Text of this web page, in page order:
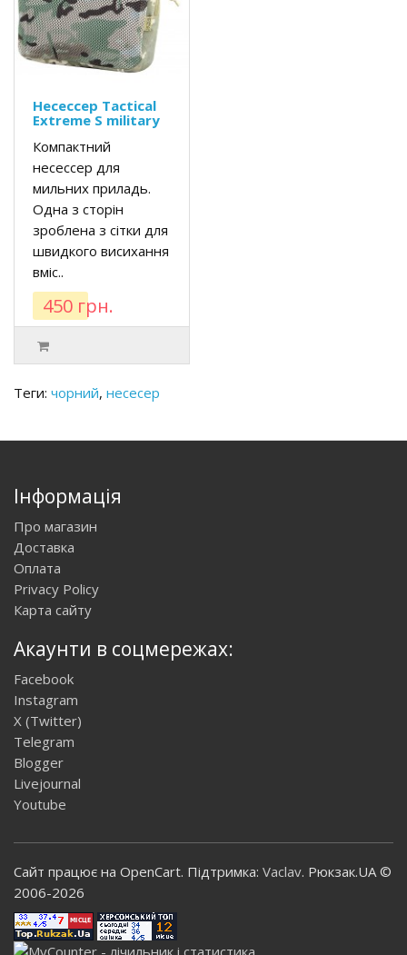
Несессер Tactical
Extreme S military
Компактний
несессер для
мильних приладь.
Одна з сторін
зроблена з сітки для
швидкого висихання
вміс..
450 грн.
Теги: чорний, несесер
Інформація
Про магазин
Доставка
Оплата
Privacy Policy
Карта сайту
Акаунти в соцмережах:
Facebook
Instagram
X (Twitter)
Telegram
Blogger
Livejournal
Youtube
Сайт працює на OpenCart. Підтримка: Vaclav. Рюкзак.UA ©
2006-2026